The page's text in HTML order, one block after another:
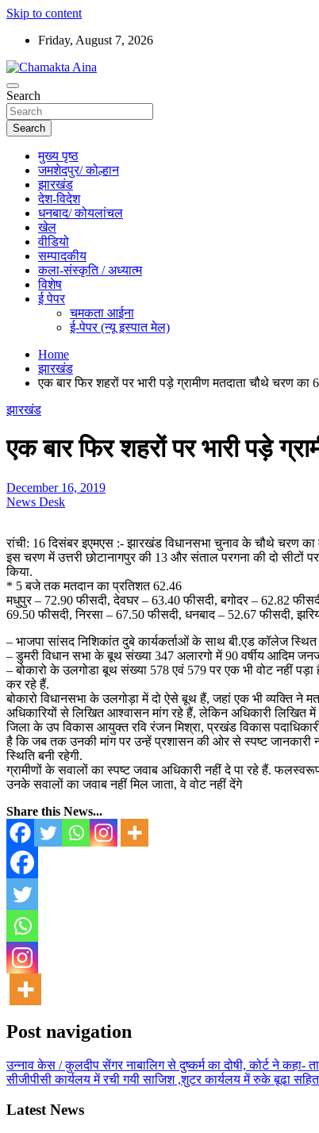
Skip to content
Friday, August 7, 2026
Chamakta Aina
Hindi News Paper – Jharkhand
Search
Search
मुख्य पृष्ठ
जमशेदपुर/ कोल्हान
झारखंड
देश-विदेश
धनबाद/ कोयलांचल
खेल
वीडियो
सम्पादकीय
कला-संस्कृति / अध्यात्म
विशेष
ई पेपर
चमकता आईना
ई-पेपर (न्यू इस्पात मेल)
Home
झारखंड
एक बार फिर शहरों पर भारी पड़े ग्रामीण मतदाता चौथे चरण का
झारखंड
एक बार फिर शहरों पर भारी पड़े
December 16, 2019
News Desk
रांची: 16 दिसंबर इएमएस :- झारखंड विधानसभा चुनाव के चौथे चरण
इस चरण में उत्तरी छोटानागपुर की 13 और संताल परगना की दो
किया.
* 5 बजे तक मतदान का प्रतिशत 62.46
मधुपुर – 72.90 फीसदी, देवघर – 63.40 फीसदी, बगोदर – 62.82
69.50 फीसदी, निरसा – 67.50 फीसदी, धनबाद – 52.67 फीसदी,
– भाजपा सांसद निशिकांत दुबे कार्यकर्ताओं के साथ बी.एड कॉलेज
– डुमरी विधान सभा के बूथ संख्या 347 अलारगो में 90 वर्षीय आदिम
– बोकारो के उलगोडा बूथ संख्या 578 एवं 579 पर एक भी वोट नहीं
कर रहे हैं.
बोकारो विधानसभा के उलगोड़ा में दो ऐसे बूथ हैं, जहां एक भी व्यक्ति
अधिकारियों से लिखित आश्वासन मांग रहे हैं, लेकिन अधिकारी लिखित
जिला के उप विकास आयुक्त रवि रंजन मिश्रा, प्रखंड विकास
है कि जब तक उनकी मांग पर उन्हें प्रशासन की ओर से स्पष्ट जानकारी
स्थिति बनी रहेगी.
ग्रामीणों के सवालों का स्पष्ट जवाब अधिकारी नहीं दे पा रहे हैं.
उनके सवालों का जवाब नहीं मिल जाता, वे वोट नहीं देंगे
Share this News...
Post navigation
उन्नाव केस / कुलदीप सेंगर नाबालिग से दुष्कर्म का दोषी, कोर्ट ने
सीजीपीसी कार्यलय में रची गयी साजिश ,शुटर कार्यलय में रुके बूढा
Latest News